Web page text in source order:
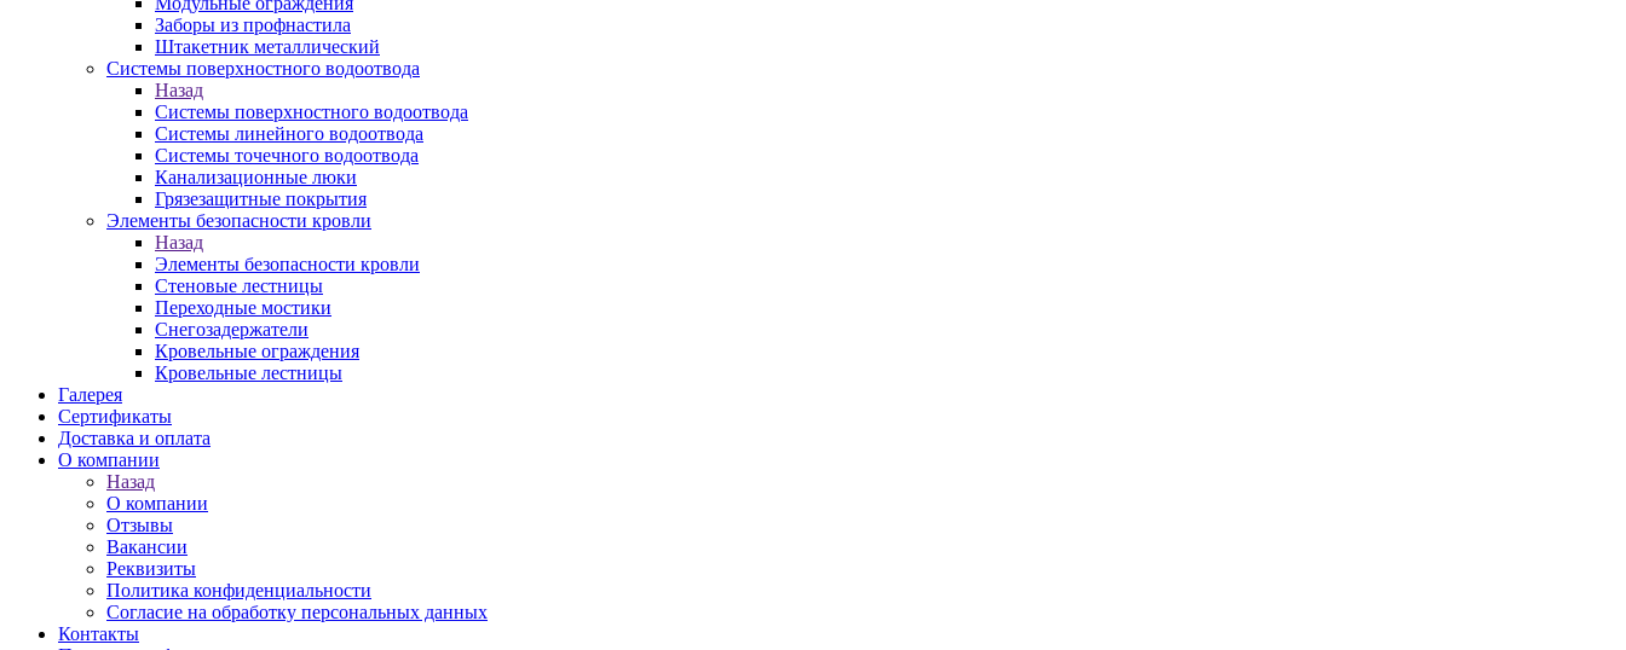
Заборы из профнастила
Штакетник металлический
Системы поверхностного водоотвода
Назад
Системы поверхностного водоотвода
Системы линейного водоотвода
Системы точечного водоотвода
Канализационные люки
Грязезащитные покрытия
Элементы безопасности кровли
Назад
Элементы безопасности кровли
Стеновые лестницы
Переходные мостики
Снегозадержатели
Кровельные ограждения
Кровельные лестницы
Галерея
Сертификаты
Доставка и оплата
О компании
Назад
О компании
Отзывы
Вакансии
Реквизиты
Политика конфиденциальности
Согласие на обработку персональных данных
Контакты